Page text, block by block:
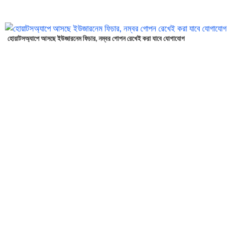
হোয়াটসঅ্যাপে আসছে ইউজারনেম ফিচার, নম্বর গোপন রেখেই করা যাবে যোগাযোগ